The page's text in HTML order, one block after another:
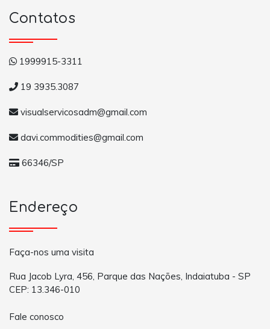
Contatos
1999915-3311
19 3935.3087
visualservicosadm@gmail.com
davi.commodities@gmail.com
66346/SP
Endereço
Faça-nos uma visita
Rua Jacob Lyra, 456, Parque das Nações, Indaiatuba - SP
CEP: 13.346-010
Fale conosco